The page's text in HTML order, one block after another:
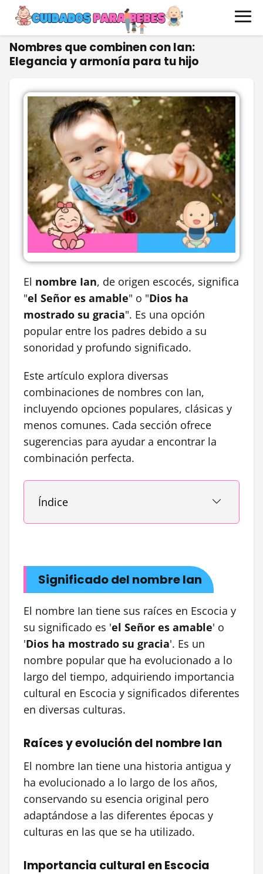
Nombres que combinen con Ian:
Elegancia y armonía para tu hijo
El nombre Ian, de origen escocés, significa
"el Señor es amable" o "Dios ha
mostrado su gracia". Es una opción
popular entre los padres debido a su
sonoridad y profundo significado.
Este artículo explora diversas
combinaciones de nombres con Ian,
incluyendo opciones populares, clásicas y
menos comunes. Cada sección ofrece
sugerencias para ayudar a encontrar la
combinación perfecta.
Índice
Significado del nombre Ian
El nombre Ian tiene sus raíces en Escocia y
su significado es 'el Señor es amable' o
'Dios ha mostrado su gracia'. Es un
nombre popular que ha evolucionado a lo
largo del tiempo, adquiriendo importancia
cultural en Escocia y significados diferentes
en diversas culturas.
Raíces y evolución del nombre Ian
El nombre Ian tiene una historia antigua y
ha evolucionado a lo largo de los años,
conservando su esencia original pero
adaptándose a las diferentes épocas y
culturas en las que se ha utilizado.
Importancia cultural en Escocia